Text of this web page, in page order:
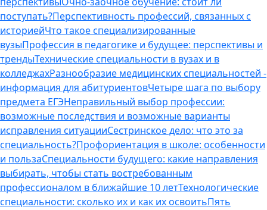
поступать?Перспективность профессий, связанных с
историейЧто такое специализированные
вузыПрофессия в педагогике и будущее: перспективы и
трендыТехнические специальности в вузах и в
колледжахРазнообразие медицинских специальностей -
информация для абитуриентовЧетыре шага по выбору
предмета ЕГЭНеправильный выбор профессии:
возможные последствия и возможные варианты
исправления ситуацииСестринское дело: что это за
специальность?Профориентация в школе: особенности
и пользаСпециальности будущего: какие направления
выбирать, чтобы стать востребованным
профессионалом в ближайшие 10 летТехнологические
специальности: сколько их и как их освоитьПять